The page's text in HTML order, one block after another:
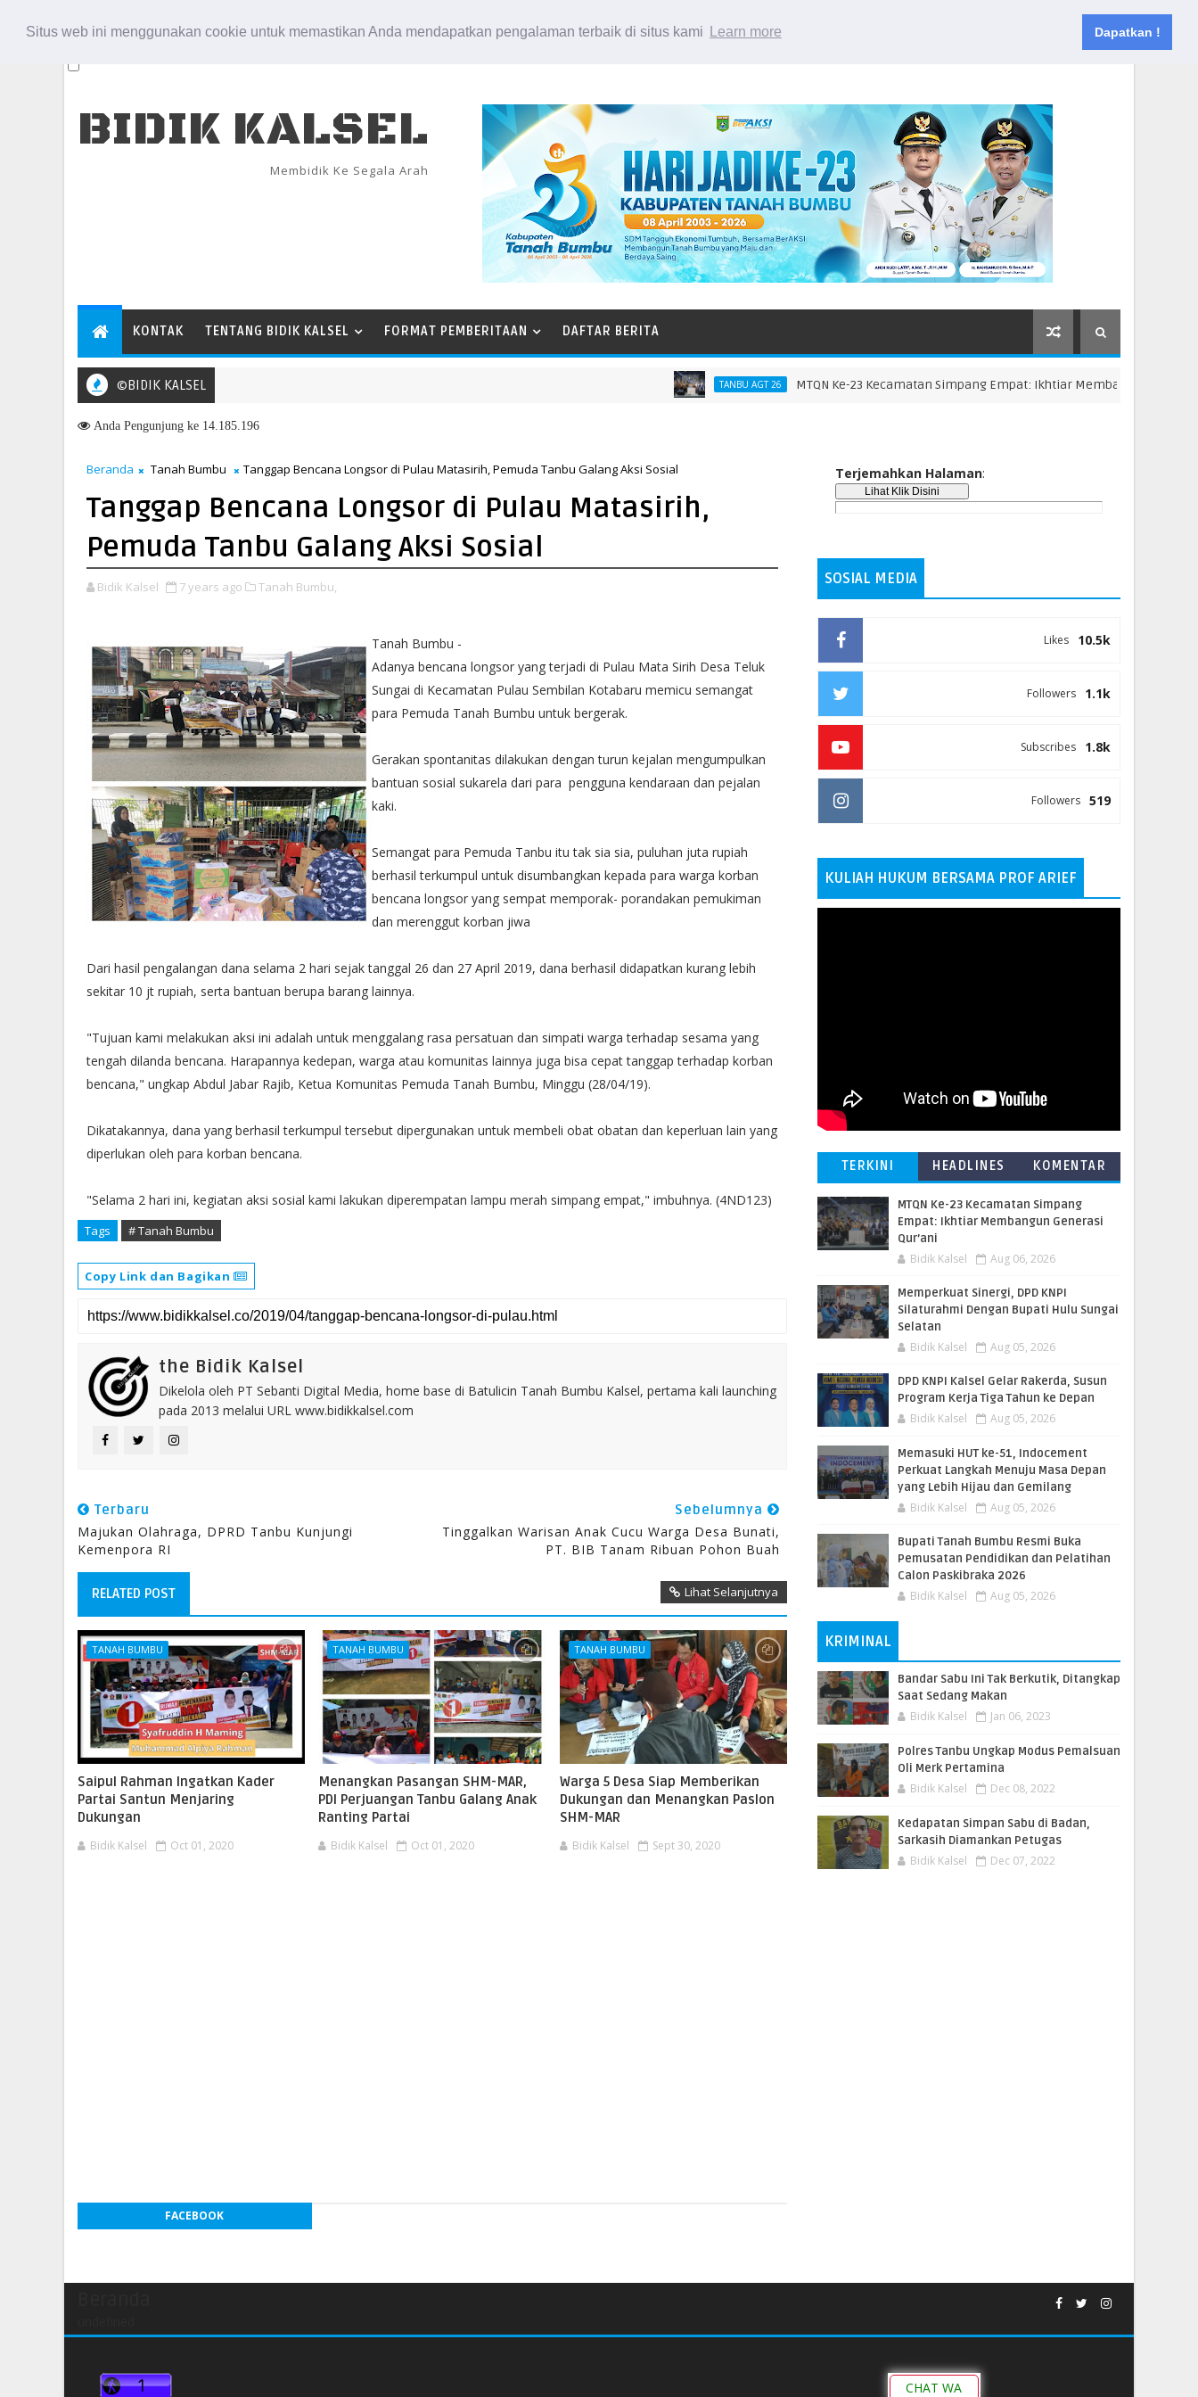
Situs web ini menggunakan cookie untuk memastikan Anda mendapatkan pengalaman terbaik di situs kami Learn more Dapatkan !
Kontak
BIDIK KALSEL
Membidik Ke Segala Arah
KONTAK TENTANG BIDIK KALSEL FORMAT PEMBERITAAN DAFTAR BERITA
©BIDIK KALSEL TANBU AGT 26 MTQN Ke-23 Kecamatan Simpang Empat: Ikhtiar Membangun Generasi
Pemusatan Pendidikan dan Pelatihan Calon Paskibraka 2026
Anda Pengunjung ke 14.185.196
Beranda Tanah Bumbu Tanggap Bencana Longsor di Pulau Matasirih, Pemuda Tanbu Galang Aksi Sosial
Tanggap Bencana Longsor di Pulau Matasirih,
Pemuda Tanbu Galang Aksi Sosial
Bidik Kalsel 7 years ago Tanah Bumbu,
Tanah Bumbu -
Adanya bencana longsor yang terjadi di Pulau Mata Sirih Desa Teluk
Sungai di Kecamatan Pulau Sembilan Kotabaru memicu semangat
para Pemuda Tanah Bumbu untuk bergerak.
Gerakan spontanitas dilakukan dengan turun kejalan mengumpulkan
bantuan sosial sukarela dari para pengguna kendaraan dan pejalan
kaki.
Semangat para Pemuda Tanbu itu tak sia sia, puluhan juta rupiah
berhasil terkumpul untuk disumbangkan kepada para warga korban
bencana longsor yang sempat memporak- porandakan pemukiman
dan merenggut korban jiwa
Dari hasil pengalangan dana selama 2 hari sejak tanggal 26 dan 27 April 2019, dana berhasil didapatkan kurang lebih
sekitar 10 jt rupiah, serta bantuan berupa barang lainnya.
"Tujuan kami melakukan aksi ini adalah untuk menggalang rasa persatuan dan simpati warga terhadap sesama yang
tengah dilanda bencana. Harapannya kedepan, warga atau komunitas lainnya juga bisa cepat tanggap terhadap korban
bencana," ungkap Abdul Jabar Rajib, Ketua Komunitas Pemuda Tanah Bumbu, Minggu (28/04/19).
Dikatakannya, dana yang berhasil terkumpul tersebut dipergunakan untuk membeli obat obatan dan keperluan lain yang
diperlukan oleh para korban bencana.
"Selama 2 hari ini, kegiatan aksi sosial kami lakukan diperempatan lampu merah simpang empat," imbuhnya. (4ND123)
Tags # Tanah Bumbu
Copy Link dan Bagikan
the Bidik Kalsel
Dikelola oleh PT Sebanti Digital Media, home base di Batulicin Tanah Bumbu Kalsel, pertama kali launching
pada 2013 melalui URL www.bidikkalsel.com
Terbaru
Majukan Olahraga, DPRD Tanbu Kunjungi
Kemenpora RI
Sebelumnya
Tinggalkan Warisan Anak Cucu Warga Desa Bunati,
PT. BIB Tanam Ribuan Pohon Buah
RELATED POST Lihat Selanjutnya
TANAH BUMBU
Saipul Rahman Ingatkan Kader
Partai Santun Menjaring
Dukungan
Bidik Kalsel Oct 01, 2020
TANAH BUMBU
Menangkan Pasangan SHM-MAR,
PDI Perjuangan Tanbu Galang Anak
Ranting Partai
Bidik Kalsel Oct 01, 2020
TANAH BUMBU
Warga 5 Desa Siap Memberikan
Dukungan dan Menangkan Paslon
SHM-MAR
Bidik Kalsel Sept 30, 2020
FACEBOOK
Terjemahkan Halaman:
SOSIAL MEDIA
10.5k
Likes
1.1k
Followers
1.8k
Subscribes
519
Followers
KULIAH HUKUM BERSAMA PROF ARIEF
TERKINI HEADLINES KOMENTAR
MTQN Ke-23 Kecamatan Simpang
Empat: Ikhtiar Membangun Generasi
Qur’ani
Bidik Kalsel Aug 06, 2026
Memperkuat Sinergi, DPD KNPI
Silaturahmi Dengan Bupati Hulu Sungai
Selatan
Bidik Kalsel Aug 05, 2026
DPD KNPI Kalsel Gelar Rakerda, Susun
Program Kerja Tiga Tahun ke Depan
Bidik Kalsel Aug 05, 2026
Memasuki HUT ke-51, Indocement
Perkuat Langkah Menuju Masa Depan
yang Lebih Hijau dan Gemilang
Bidik Kalsel Aug 05, 2026
Bupati Tanah Bumbu Resmi Buka
Pemusatan Pendidikan dan Pelatihan
Calon Paskibraka 2026
Bidik Kalsel Aug 05, 2026
KRIMINAL
Bandar Sabu Ini Tak Berkutik, Ditangkap
Saat Sedang Makan
Bidik Kalsel Jan 06, 2023
Polres Tanbu Ungkap Modus Pemalsuan
Oli Merk Pertamina
Bidik Kalsel Dec 08, 2022
Kedapatan Simpan Sabu di Badan,
Sarkasih Diamankan Petugas
Bidik Kalsel Dec 07, 2022
CHAT WA